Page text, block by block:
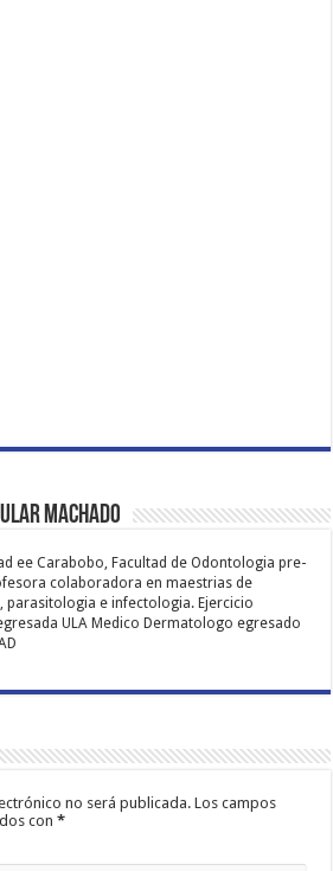
Machado
ee Carabobo, Facultad de Odontologia pre-
colaboradora en maestrias de
parasitologia e infectologia. Ejercicio
ULA Medico Dermatologo egresado
no será publicada. Los campos
con*